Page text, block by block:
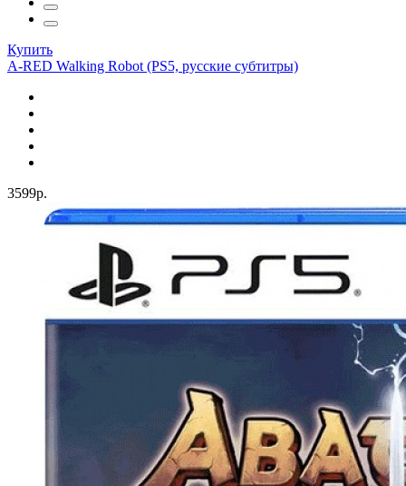
Купить
A-RED Walking Robot (PS5, русские субтитры)
3599р.